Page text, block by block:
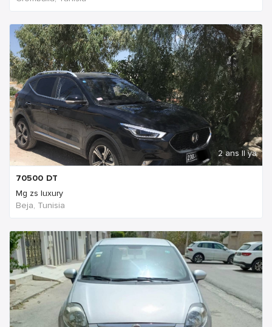
2 ans Il ya
70500 DT
Mg zs luxury
Beja, Tunisia